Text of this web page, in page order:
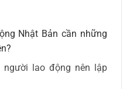
Nhật Bản cần những
lao động nên lập